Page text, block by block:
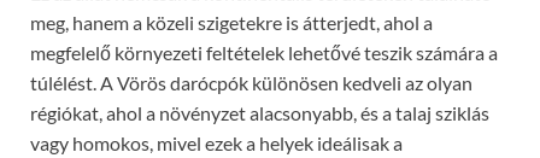
meg, hanem a közeli szigetekre is átterjedt, ahol a
megfelelő környezeti feltételek lehetővé teszik számára a
túlélést. A Vörös darócpók különösen kedveli az olyan
régiókat, ahol a növényzet alacsonyabb, és a talaj sziklás
vagy homokos, mivel ezek a helyek ideálisak a